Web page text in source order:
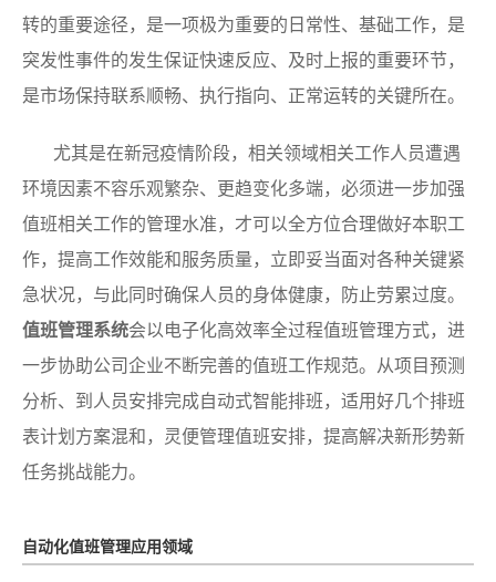
转的重要途径，是一项极为重要的日常性、基础工作，是
突发性事件的发生保证快速反应、及时上报的重要环节，
是市场保持联系顺畅、执行指向、正常运转的关键所在。
尤其是在新冠疫情阶段，相关领域相关工作人员遭遇
环境因素不容乐观繁杂、更趋变化多端，必须进一步加强
值班相关工作的管理水准，才可以全方位合理做好本职工
作，提高工作效能和服务质量，立即妥当面对各种关键紧
急状况，与此同时确保人员的身体健康，防止劳累过度。
值班管理系统会以电子化高效率全过程值班管理方式，进
一步协助公司企业不断完善的值班工作规范。从项目预测
分析、到人员安排完成自动式智能排班，适用好几个排班
表计划方案混和，灵便管理值班安排，提高解决新形势新
任务挑战能力。
自动化值班管理应用领域